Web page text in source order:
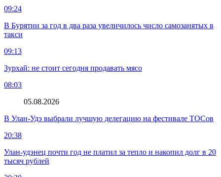
09:24
В Бурятии за год в два раза увеличилось число самозанятых в
такси
09:13
Зурхай: не стоит сегодня продавать мясо
08:03
05.08.2026
В Улан-Удэ выбрали лучшую делегацию на фестивале ТОСов
20:38
Улан-удэнец почти год не платил за тепло и накопил долг в 20
тысяч рублей